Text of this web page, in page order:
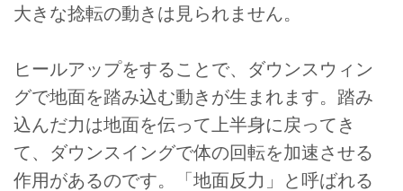
大きな捻転の動きは見られません。
ヒールアップをすることで、ダウンスウィン
グで地面を踏み込む動きが生まれます。踏み
込んだ力は地面を伝って上半身に戻ってき
て、ダウンスイングで体の回転を加速させる
作用があるのです。「地面反力」と呼ばれる